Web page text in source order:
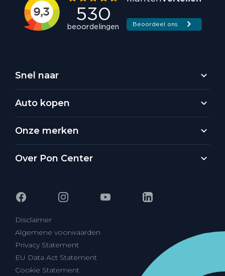
Snel naar
Auto kopen
Onze merken
Over Pon Center
Disclaimer
Algemene voorwaarden
Privacy Statement
EU Data Act Statement
Cookie Statement